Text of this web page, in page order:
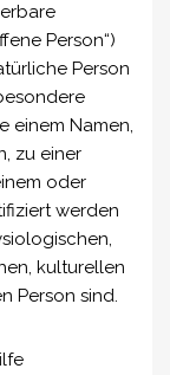
Person“)
Person
einem Namen,
zu einer
oder
werden
kulturellen
Person sind.